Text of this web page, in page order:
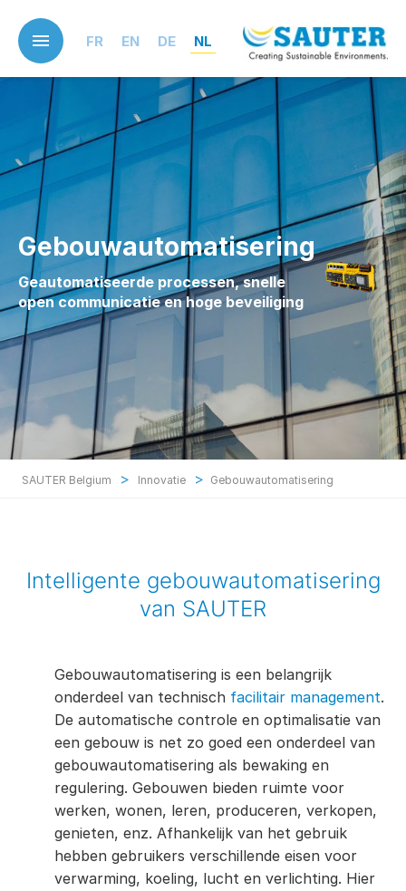
main
content
FR EN DE NL
Gebouwautomatisering
Geautomatiseerde processen, snelle
open communicatie en hoge beveiliging
SAUTER Belgium > Innovatie > Gebouwautomatisering
Intelligente gebouwautomatisering
van SAUTER
Gebouwautomatisering is een belangrijk
onderdeel van technisch facilitair management.
De automatische controle en optimalisatie van
een gebouw is net zo goed een onderdeel van
gebouwautomatisering als bewaking en
regulering. Gebouwen bieden ruimte voor
werken, wonen, leren, produceren, verkopen,
genieten, enz. Afhankelijk van het gebruik
hebben gebruikers verschillende eisen voor
verwarming, koeling, lucht en verlichting. Hier